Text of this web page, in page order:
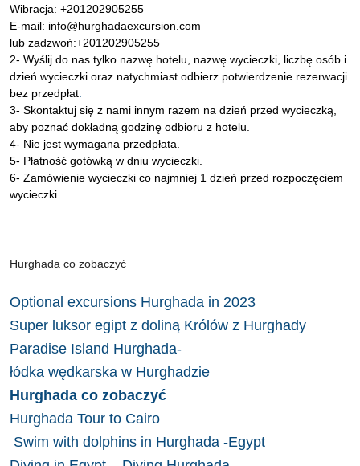
Wibracja: +201202905255
E-mail: info@hurghadaexcursion.com
lub zadzwoń:+201202905255
2- Wyślij do nas tylko nazwę hotelu, nazwę wycieczki, liczbę osób i
dzień wycieczki oraz natychmiast odbierz potwierdzenie rezerwacji
bez przedpłat
3- Skontaktuj się z nami innym razem na dzień przed wycieczką,
aby poznać dokładną godzinę odbioru z hotelu.
4- Nie jest wymagana przedpłata.
5- Płatność gotówką w dniu wycieczki.
6- Zamówienie wycieczki co najmniej 1 dzień przed rozpoczęciem
wycieczki
Hurghada co zobaczyć
Optional excursions Hurghada in 2023
Super luksor egipt z doliną Królów z Hurghady
Paradise Island Hurghada-
łódka wędkarska w Hurghadzie
Hurghada co zobaczyć
Hurghada Tour to Cairo
Swim with dolphins in Hurghada -Egypt